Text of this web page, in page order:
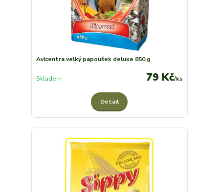
Avicentra velký papoušek deluxe 850 g
79 Kč/ks
Skladem
Detail